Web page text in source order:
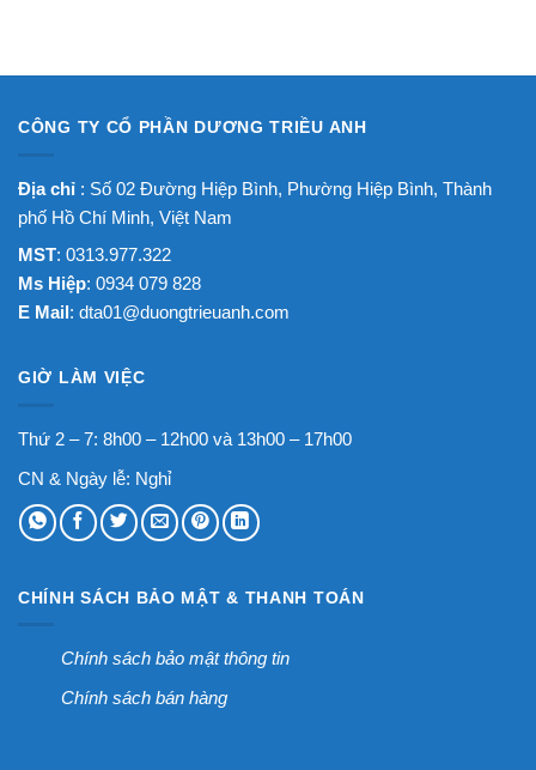
CÔNG TY CỔ PHẦN DƯƠNG TRIỀU ANH
Địa chỉ : Số 02 Đường Hiệp Bình, Phường Hiệp Bình, Thành
phố Hồ Chí Minh, Việt Nam
MST: 0313.977.322
Ms Hiệp: 0934 079 828
E Mail: dta01@duongtrieuanh.com
GIỜ LÀM VIỆC
Thứ 2 – 7: 8h00 – 12h00 và 13h00 – 17h00
CN & Ngày lễ: Nghỉ
CHÍNH SÁCH BẢO MẬT & THANH TOÁN
Chính sách bảo mật thông tin
Chính sách bán hàng